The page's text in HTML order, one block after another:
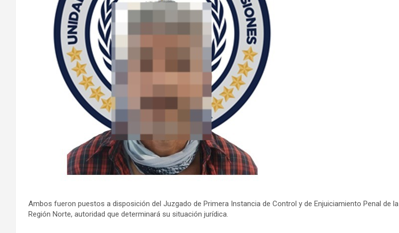
Ambos fueron puestos a disposición del Juzgado de Primera Instancia de Control y de Enjuiciamiento Penal de la
Región Norte, autoridad que determinará su situación jurídica.